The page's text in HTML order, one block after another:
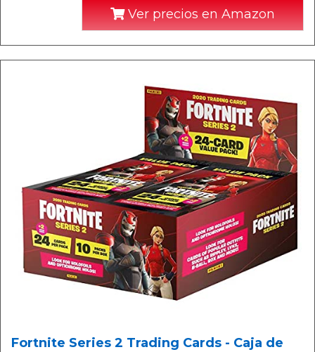
Ver precios en Amazon
Fortnite Series 2 Trading Cards - Caja de